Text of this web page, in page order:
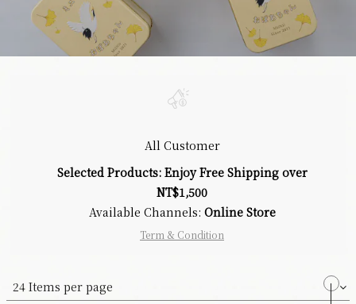
All Customer
Selected Products: Enjoy Free Shipping over
NT$1,500
Available Channels: Online Store
Term & Condition
24 Items per page